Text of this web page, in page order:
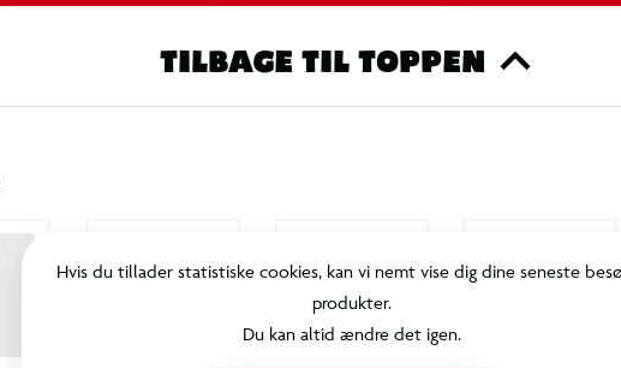
TILBAGE TIL TOPPEN
Hvis du tillader statistiske cookies, kan vi nemt vise dig dine seneste
produkter.
Du kan altid ændre det igen.